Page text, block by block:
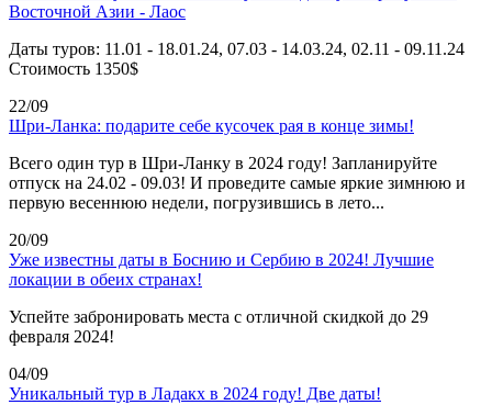
Восточной Азии - Лаос
Даты туров: 11.01 - 18.01.24, 07.03 - 14.03.24, 02.11 - 09.11.24
Стоимость 1350$
22/09
Шри-Ланка: подарите себе кусочек рая в конце зимы!
Всего один тур в Шри-Ланку в 2024 году! Запланируйте
отпуск на 24.02 - 09.03! И проведите самые яркие зимнюю и
первую весеннюю недели, погрузившись в лето...
20/09
Уже известны даты в Боснию и Сербию в 2024! Лучшие
локации в обеих странах!
Успейте забронировать места с отличной скидкой до 29
февраля 2024!
04/09
Уникальный тур в Ладакх в 2024 году! Две даты!